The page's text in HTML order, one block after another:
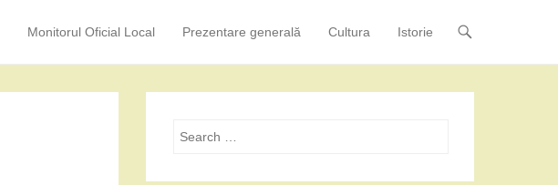
Monitorul Oficial Local Prezentare generală Cultura Istorie
Search